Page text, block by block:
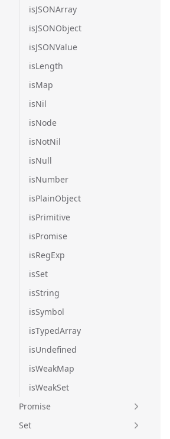
isJSONArray
isJSONObject
isJSONValue
isLength
isMap
isNil
isNode
isNotNil
isNull
isNumber
isPlainObject
isPrimitive
isPromise
isRegExp
isSet
isString
isSymbol
isTypedArray
isUndefined
isWeakMap
isWeakSet
Promise
Set